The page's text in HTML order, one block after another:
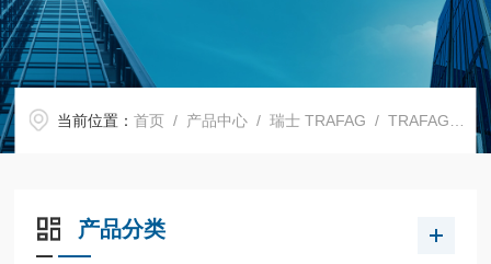
当前位置：首页 / 产品中心 /瑞士 TRAFAG /TRAFAG压力变送器
产品分类